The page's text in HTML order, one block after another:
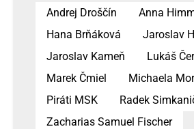
Andrej Droščín
Anna
Hana Brňáková
Jaroslav
Jaroslav Kameň
Lukáš
Marek Čmiel
Michaela
Piráti MSK
Radek
Zacharias Samuel Fischer